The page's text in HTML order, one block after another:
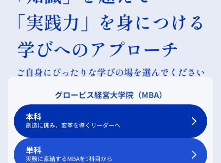
グロービス経営大学院（MBA）
本科
創造に挑み、変革を導くリーダーへ
単科
実務に直結するMBAを1科目から